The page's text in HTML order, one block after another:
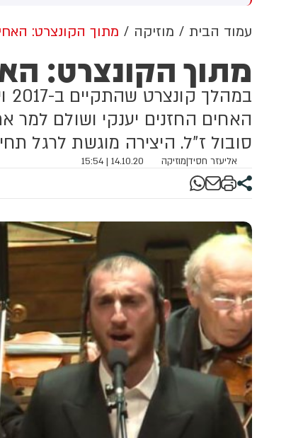
- ילד בן 4
עמוד הבית מוזיקה מתוך הקונצרט:
מתוך הקונצרט:
האחים החזנים יענקי ושולם למר
סובול ז"ל. היצירה מוגשת לרגל
אליעזר חסיד|מוזיקה 14.10.20 | 15:54